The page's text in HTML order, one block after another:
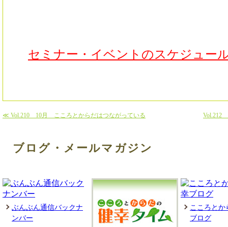
セミナー・イベントのスケジュー
≪ Vol.210 10月 こころとからだはつながっている Vol.212
ブログ・メールマガジン
ぶんぶん通信バックナ
ンバー
こころとか
ブログ